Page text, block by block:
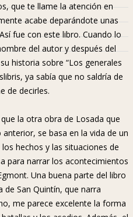
que te llame la atención en
acabe deparándote unas
fue con este libro. Cuando lo
del autor y después del
historia sobre “Los generales
ya sabía que no saldría de
de decirles.
la otra obra de Losada que
se basa en la vida de un
hechos y las situaciones de
para narrar los acontecimientos
Una buena parte del libro
San Quintín, que narra
me parece excelente la forma